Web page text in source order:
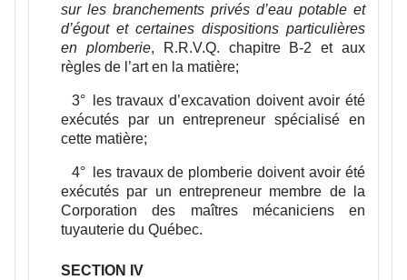
sur les branchements privés d’eau potable et
d’égout et certaines dispositions particulières
en plomberie, R.R.V.Q. chapitre B-2 et aux
règles de l’art en la matière;
3°
les travaux d’excavation doivent avoir été
exécutés par un entrepreneur spécialisé en
cette matière;
4°
les travaux de plomberie doivent avoir été
exécutés par un entrepreneur membre de la
Corporation des maîtres mécaniciens en
tuyauterie du Québec.
SECTION IV